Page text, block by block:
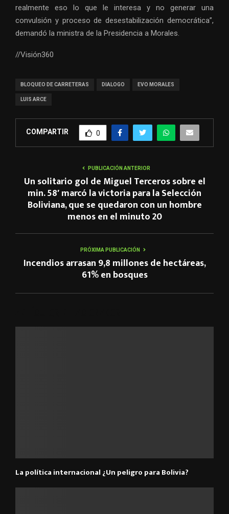
realmente eso lo que le interesa y no generar una
convulsión y proceso de desestabilización democrática”,
demandó la ministra de la Presidencia a Morales.
//Visión360
BLOQUEO DE CARRETERAS DIALOGO EVO MORALES
LUIS ARCE
COMPARTIR 0
PUBLICACIÓN ANTERIOR
Un solitario gol de Miguel Terceros sobre el
min. 58′ marcó la victoria para la Selección
Boliviana, que se quedaron con un hombre
menos en el minuto 20
PRÓXIMA PUBLICACIÓN
Incendios arrasan 9,8 millones de hectáreas,
61% en bosques
La política internacional ¿Un peligro para Bolivia?